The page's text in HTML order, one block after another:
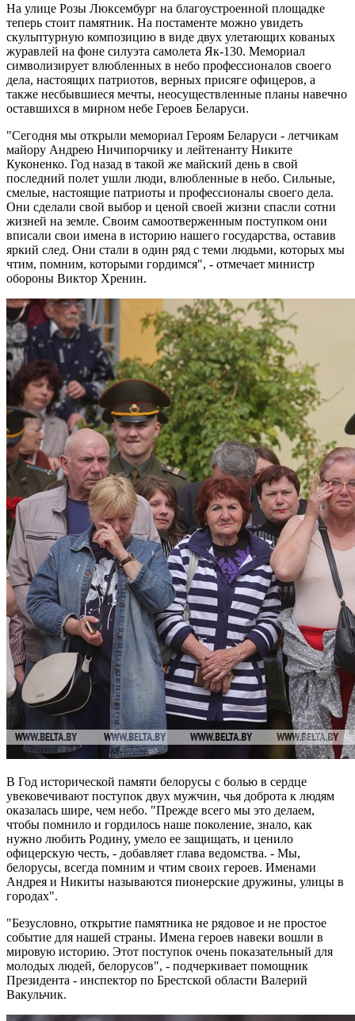
На улице Розы Люксембург на благоустроенной площадке
теперь стоит памятник. На постаменте можно увидеть
скульптурную композицию в виде двух улетающих кованых
журавлей на фоне силуэта самолета Як-130. Мемориал
символизирует влюбленных в небо профессионалов своего
дела, настоящих патриотов, верных присяге офицеров, а
также несбывшиеся мечты, неосуществленные планы навечно
оставшихся в мирном небе Героев Беларуси.
"Сегодня мы открыли мемориал Героям Беларуси - летчикам
майору Андрею Ничипорчику и лейтенанту Никите
Куконенко. Год назад в такой же майский день в свой
последний полет ушли люди, влюбленные в небо. Сильные,
смелые, настоящие патриоты и профессионалы своего дела.
Они сделали свой выбор и ценой своей жизни спасли сотни
жизней на земле. Своим самоотверженным поступком они
вписали свои имена в историю нашего государства, оставив
яркий след. Они стали в один ряд с теми людьми, которых мы
чтим, помним, которыми гордимся", - отмечает министр
обороны Виктор Хренин.
В Год исторической памяти белорусы с болью в сердце
увековечивают поступок двух мужчин, чья доброта к людям
оказалась шире, чем небо. "Прежде всего мы это делаем,
чтобы помнило и гордилось наше поколение, знало, как
нужно любить Родину, умело ее защищать, и ценило
офицерскую честь, - добавляет глава ведомства. - Мы,
белорусы, всегда помним и чтим своих героев. Именами
Андрея и Никиты называются пионерские дружины, улицы в
городах".
"Безусловно, открытие памятника не рядовое и не простое
событие для нашей страны. Имена героев навеки вошли в
мировую историю. Этот поступок очень показательный для
молодых людей, белорусов", - подчеркивает помощник
Президента - инспектор по Брестской области Валерий
Вакульчик.